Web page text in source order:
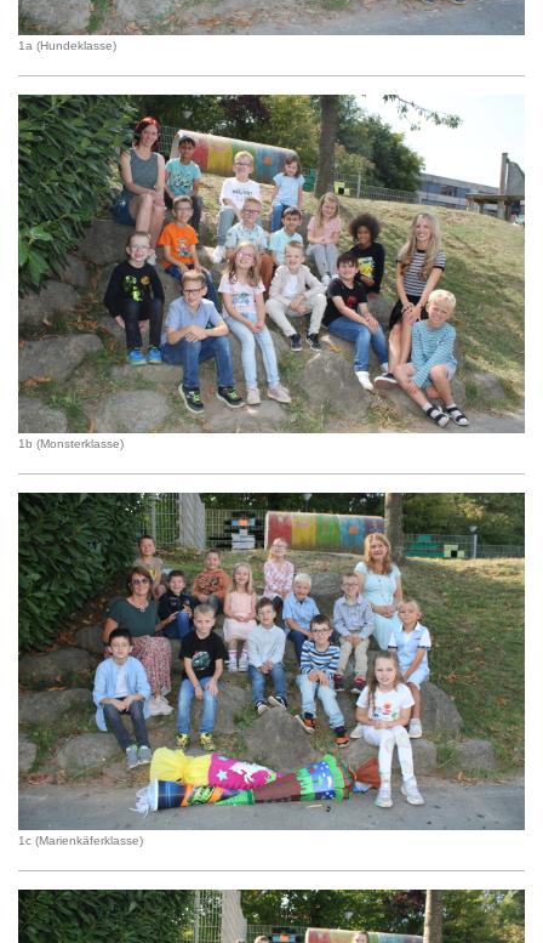
1a (Hundeklasse)
1b (Monsterklasse)
1c (Marienkäferklasse)